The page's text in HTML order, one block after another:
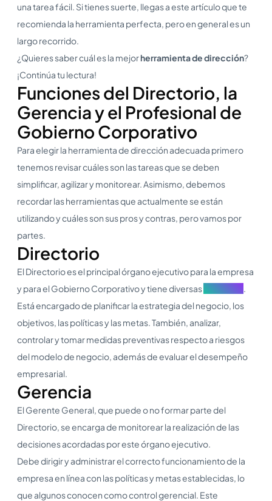
una tarea fácil. Si tienes suerte, llegas a este artículo que te
recomienda la herramienta perfecta, pero en general es un
largo recorrido.
¿Quieres saber cuál es la mejorherramienta de dirección?
¡Continúa tu lectura!
Funciones del Directorio, la
Gerencia y el Profesional de
Gobierno Corporativo
Para elegir la herramienta de dirección adecuada primero
tenemos revisar cuáles son las tareas que se deben
simplificar, agilizar y monitorear. Asimismo, debemos
recordar las herramientas que actualmente se están
utilizando y cuáles son sus pros y contras, pero vamos por
partes.
Directorio
El Directorio es el principal órgano ejecutivo para la empresa
y para el Gobierno Corporativo y tiene diversas
.
Está encargado de planificar la estrategia del negocio, los
objetivos, las políticas y las metas. También, analizar,
controlar y tomar medidas preventivas respecto a riesgos
del modelo de negocio, además de evaluar el desempeño
empresarial.
Gerencia
El Gerente General, que puede o no formar parte del
Directorio, se encarga de monitorear la realización de las
decisiones acordadas por este órgano ejecutivo.
Debe dirigir y administrar el correcto funcionamiento de la
empresa en línea con las políticas y metas establecidas, lo
que algunos conocen como control gerencial. Este